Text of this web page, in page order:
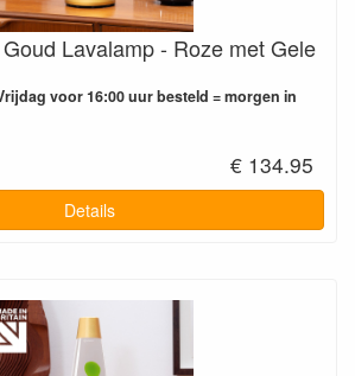
Lavalamp - Roze met Gele
voor 16:00 uur besteld = morgen in
€ 134.95
Details